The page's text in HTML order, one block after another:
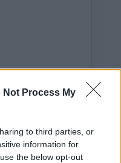
Not Process My
to third parties, or
information for
the below opt-out